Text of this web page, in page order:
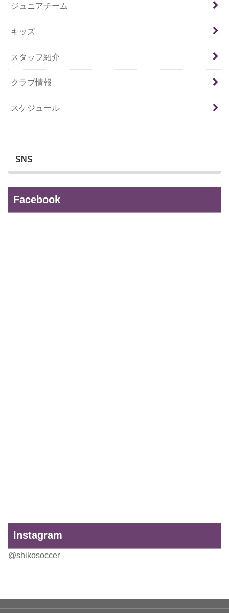
ジュニアチーム
キッズ
スタッフ紹介
クラブ情報
スケジュール
SNS
Facebook
Instagram
@shikosoccer